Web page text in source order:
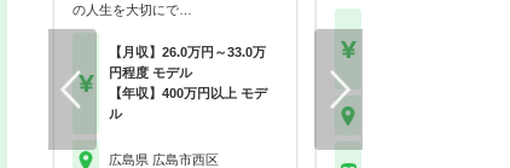
の人生を大切にで…
【月収】26.0万円～33.0万
円程度 モデル
【年収】400万円以上 モデ
ル
広島県 広島市西区